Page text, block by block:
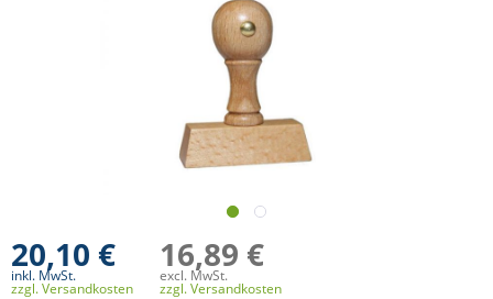
20,10 €
inkl. MwSt.
zzgl. Versandkosten
16,89 €
excl. MwSt.
zzgl. Versandkosten